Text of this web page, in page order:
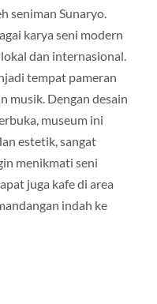
seniman Sunaryo.
karya seni modern
dan internasional.
tempat pameran
musik. Dengan desain
museum ini
estetik, sangat
menikmati seni
juga kafe di area
indah ke